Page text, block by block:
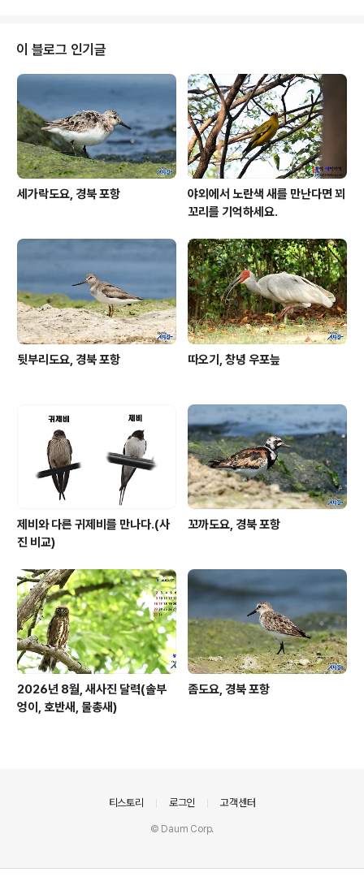
이 블로그 인기글
세가락도요, 경북 포항
야외에서 노란색 새를 만난다면 꾀
꼬리를 기억하세요.
뒷부리도요, 경북 포항 따오기, 창녕 우포늪
제비와 다른 귀제비를 만나다.(사
진 비교)
꼬까도요, 경북 포항
2026년 8월, 새사진 달력(솔부
엉이, 호반새, 물총새)
좀도요, 경북 포항
티스토리 로그인 고객센터
© Daum Corp.